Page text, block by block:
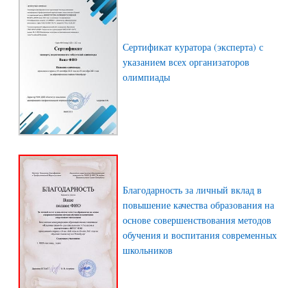
Сертификат куратора (эксперта) с
указанием всех организаторов
олимпиады
Благодарность за личный вклад в
повышение качества образования на
основе совершенствования методов
обучения и воспитания современных
школьников